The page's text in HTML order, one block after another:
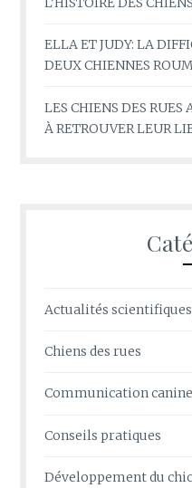
ELLA ET JUDY: LA
DEUX CHIENNES
LES CHIENS DES RUES
À RETROUVER LEUR
Actualités
Chiens des rues
Communication canine
Conseils pratiques
Développement du